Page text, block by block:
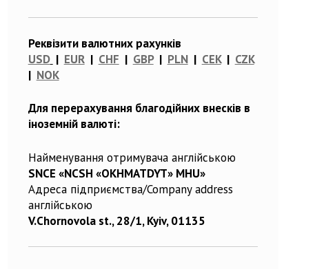
Реквізити валютних рахунків
USD | EUR| CHF | GBP| PLN| CEK| CZK
| NOK
Для перерахування благодійних внесків в
іноземній валюті:
Найменування отримувача англійською
SNCE «NCSH «OKHMATDYT» MHU»
Адреса підприємства/Company address
англійською
V.Chornovola st., 28/1, Kyiv, 01135